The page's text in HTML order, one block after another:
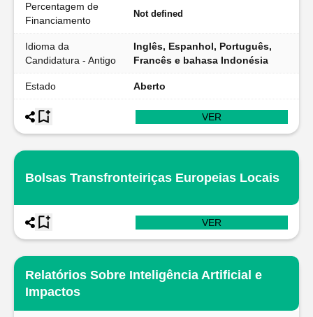
Percentagem de
Financiamento
Not defined
Idioma da
Candidatura - Antigo
Inglês, Espanhol, Português,
Francês e bahasa Indonésia
Estado Aberto
VER
Bolsas Transfronteiriças Europeias Locais
VER
Relatórios Sobre Inteligência Artificial e
Impactos